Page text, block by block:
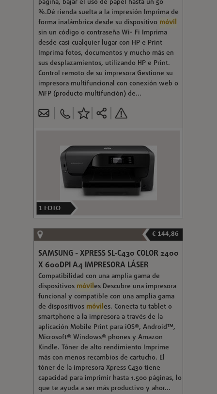
página, bajar el uso de papel hasta un 50
%.Dé rienda suelta a la impresión Imprima de
forma inalámbrica desde su dispositivo móvil
sin un código o contraseña Wi- Fi Imprima
desde casi cualquier lugar con HP e Print
Imprima fotos, documentos y mucho más en
sus desplazamientos, utilizando HP e Print.
Control remoto de su impresora Gestione su
impresora multifuncional con conexión web o
MFP (producto multifunción) de...
1 FOTO
€ 144,86
SAMSUNG - XPRESS SL-C430 COLOR 2400
X 600DPI A4 IMPRESORA LÁSER
Compatibilidad con una amplia gama de
dispositivos móviles Descubre una impresora
funcional y compatible con una amplia gama
de dispositivos móviles. Conecta tu tablet o
smartphone a la impresora a través de la
aplicación Mobile Print para iOS®, Android™,
Microsoft® Windows® phones y Amazon
Kindle. Tóner de alto rendimiento Imprime
más con menos recambios de cartucho. El
tóner de la impresora Xpress C430 tiene
capacidad para imprimir hasta 1.500 páginas, lo
que te ayuda a ser más productivo y ahor...